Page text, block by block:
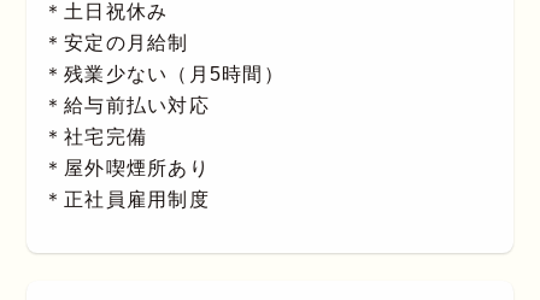
＊土日祝休み
＊安定の月給制
＊残業少ない（月5時間）
＊給与前払い対応
＊社宅完備
＊屋外喫煙所あり
＊正社員雇用制度